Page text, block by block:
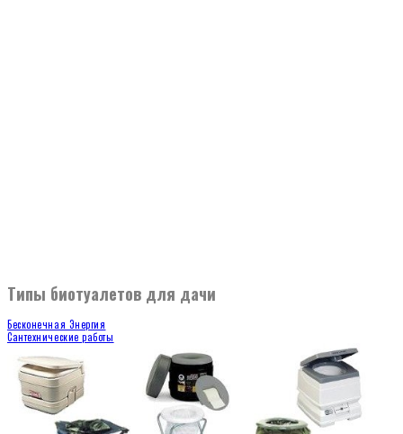
Типы биотуалетов для дачи
Бесконечная Энергия
Сантехнические работы